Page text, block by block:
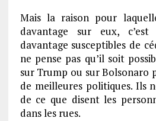
Mais la raison pour
davantage sur eux,
davantage susceptibles de
ne pense pas qu’il soit
sur Trump ou sur Bolsonaro
de meilleures politiques. Ils
de ce que disent les
dans les rues.